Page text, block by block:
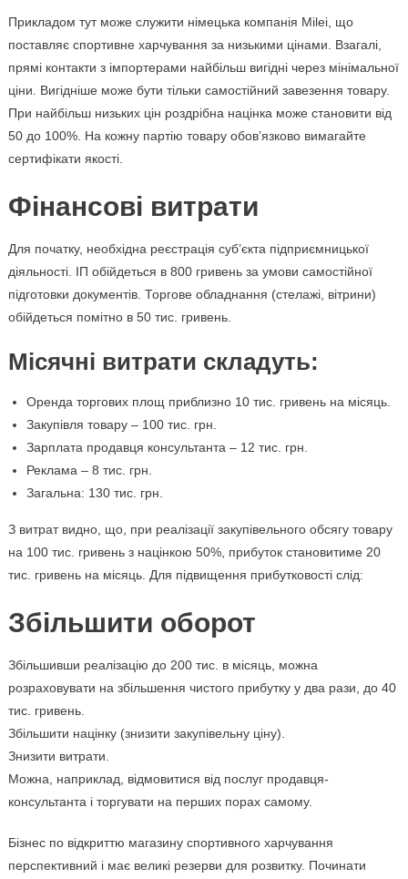
Прикладом тут може служити німецька компанія Milei, що
поставляє спортивне харчування за низькими цінами. Взагалі,
прямі контакти з імпортерами найбільш вигідні через мінімальної
ціни. Вигідніше може бути тільки самостійний завезення товару.
При найбільш низьких цін роздрібна націнка може становити від
50 до 100%. На кожну партію товару обов’язково вимагайте
сертифікати якості.
Фінансові витрати
Для початку, необхідна реєстрація суб’єкта підприємницької
діяльності. ІП обійдеться в 800 гривень за умови самостійної
підготовки документів. Торгове обладнання (стелажі, вітрини)
обійдеться помітно в 50 тис. гривень.
Місячні витрати складуть:
Оренда торгових площ приблизно 10 тис. гривень на місяць.
Закупівля товару – 100 тис. грн.
Зарплата продавця консультанта – 12 тис. грн.
Реклама – 8 тис. грн.
Загальна: 130 тис. грн.
З витрат видно, що, при реалізації закупівельного обсягу товару
на 100 тис. гривень з націнкою 50%, прибуток становитиме 20
тис. гривень на місяць. Для підвищення прибутковості слід:
Збільшити оборот
Збільшивши реалізацію до 200 тис. в місяць, можна
розраховувати на збільшення чистого прибутку у два рази, до 40
тис. гривень.
Збільшити націнку (знизити закупівельну ціну).
Знизити витрати.
Можна, наприклад, відмовитися від послуг продавця-
консультанта і торгувати на перших порах самому.
Бізнес по відкриттю магазину спортивного харчування
перспективний і має великі резерви для розвитку. Починати